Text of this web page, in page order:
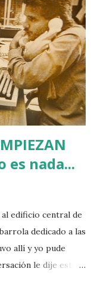
este domingo
empotrado en
algunos huelen
ser un día histórico
de una mesa
que este
un S...
es nada...
edificio central de
dedicado a las
allí y yo pude
le dije esta